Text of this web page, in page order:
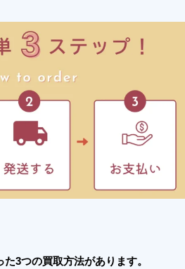
3つの買取方法があります。​